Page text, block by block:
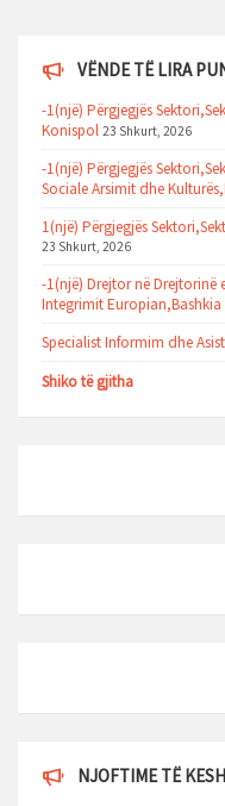
VËNDE TË LIRA
-1(një) Përgjegjës
Konispol 23 Shkurt, 2026
-1(një) Përgjegjës
Sociale Arsimit dhe
1(një) Përgjegjës
23 Shkurt, 2026
-1(një) Drejtor në
Integrimit
Specialist Informim dhe
Shiko të gjitha
NJOFTIME TË